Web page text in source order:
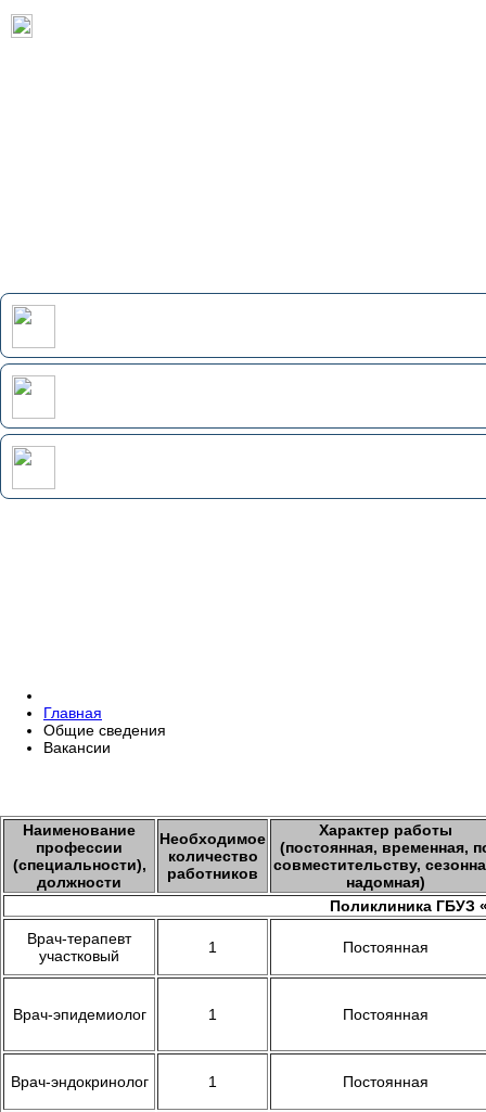
Главная
Общие сведения
Вакансии
Наименование
профессии
(специальности),
должности
Необходимое
количество
работников
Характер работы
(постоянная, временная,
совместительству,
надомная)
Поликлиника ГБУЗ
Врач-терапевт
участковый
1 Постоянная
Врач-эпидемиолог 1 Постоянная
Врач-эндокринолог 1 Постоянная